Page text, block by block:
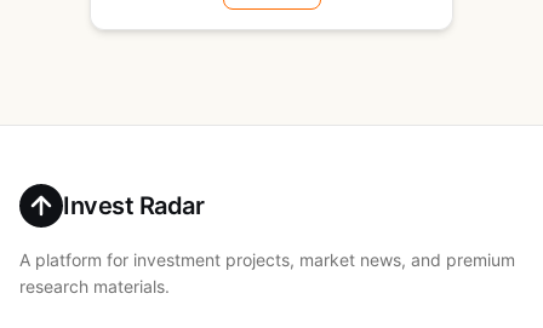
Invest Radar
A platform for investment projects, market news, and premium
research materials.